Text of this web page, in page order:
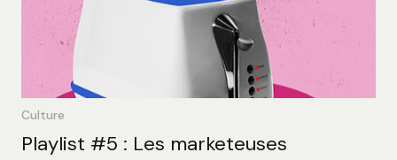
Culture
Playlist #5 : Les marketeuses